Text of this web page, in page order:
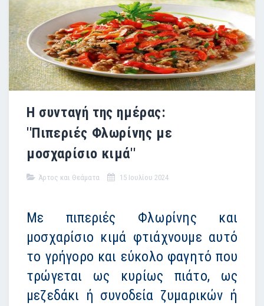
Η συνταγή της ημέρας:
''Πιπεριές Φλωρίνης με
μοσχαρίσιο κιμά''
Άρτος και Θεάματα 15 Ιουλίου 2024
Με πιπεριές Φλωρίνης και
μοσχαρίσιο κιμά φτιάχνουμε αυτό
το γρήγορο και εύκολο φαγητό που
τρώγεται ως κυρίως πιάτο, ως
μεζεδάκι ή συνοδεία ζυμαρικών ή